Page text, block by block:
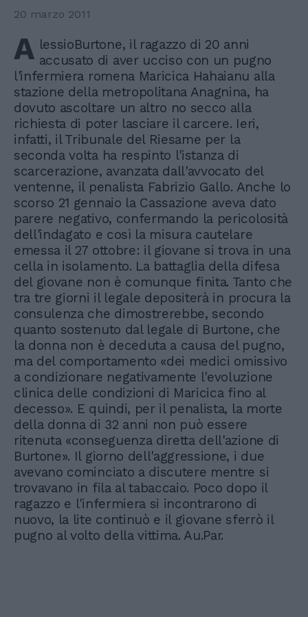
20 marzo 2011
A lessioBurtone, il ragazzo di 20 anni
accusato di aver ucciso con un pugno
l'infermiera romena Maricica Hahaianu alla
stazione della metropolitana Anagnina, ha
dovuto ascoltare un altro no secco alla
richiesta di poter lasciare il carcere. Ieri,
infatti, il Tribunale del Riesame per la
seconda volta ha respinto l'istanza di
scarcerazione, avanzata dall'avvocato del
ventenne, il penalista Fabrizio Gallo. Anche lo
scorso 21 gennaio la Cassazione aveva dato
parere negativo, confermando la pericolosità
dell'indagato e così la misura cautelare
emessa il 27 ottobre: il giovane si trova in una
cella in isolamento. La battaglia della difesa
del giovane non è comunque finita. Tanto che
tra tre giorni il legale depositerà in procura la
consulenza che dimostrerebbe, secondo
quanto sostenuto dal legale di Burtone, che
la donna non è deceduta a causa del pugno,
ma del comportamento «dei medici omissivo
a condizionare negativamente l'evoluzione
clinica delle condizioni di Maricica fino al
decesso». E quindi, per il penalista, la morte
della donna di 32 anni non può essere
ritenuta «conseguenza diretta dell'azione di
Burtone». Il giorno dell'aggressione, i due
avevano cominciato a discutere mentre si
trovavano in fila al tabaccaio. Poco dopo il
ragazzo e l'infermiera si incontrarono di
nuovo, la lite continuò e il giovane sferrò il
pugno al volto della vittima. Au.Par.